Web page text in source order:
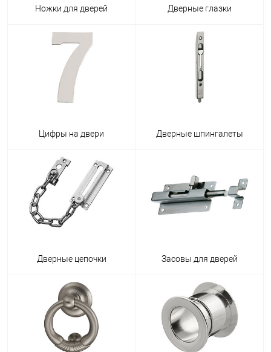
Ножки для дверей Дверные глазки
Цифры на двери Дверные шпингалеты
Дверные цепочки Засовы для дверей